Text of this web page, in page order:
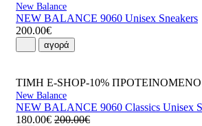
New Balance
NEW BALANCE 9060 Unisex Sneakers
200.00€
αγορά
ΤΙΜΗ E-SHOP-10% ΠΡΟΤΕΙΝΟΜΕΝΟ
New Balance
NEW BALANCE 9060 Classics Unisex
180.00€ 200.00€